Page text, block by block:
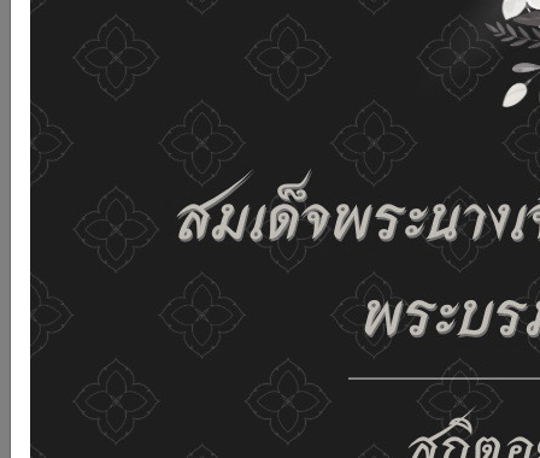
ดูรายละเอียด ยอมรับทั้งหมด
02-659-6811 saraban@dop.mail.go.th
เปลี่ยนการแสดงผล
ก-ก